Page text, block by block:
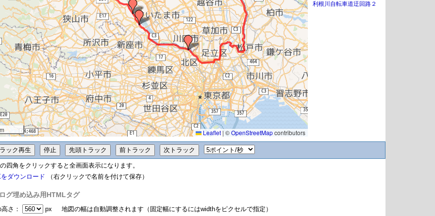
Leaflet | ©OpenStreetMapcontributors
利根川自転車道迂回路２
四角をクリックすると全画面表示になります。
ダウンロード （右クリックで名前を付けて保存）
グ埋め込み用HTMLタグ
さ：
px 地図の幅は自動調整されます（固定幅にするにはwidthをピクセルで指定）